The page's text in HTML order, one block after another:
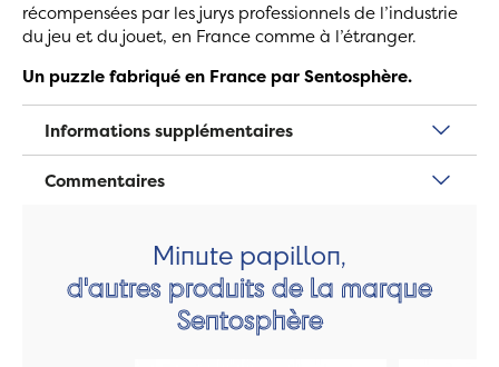
récompensées par les jurys professionnels de l’industrie
du jeu et du jouet, en France comme à l’étranger.
Un puzzle fabriqué en France par Sentosphère.
Informations supplémentaires
Commentaires
Minute papillon,
d'autres produits de la marque
Sentosphère